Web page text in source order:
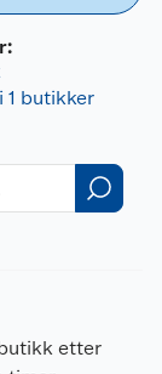
1 butikker
etter